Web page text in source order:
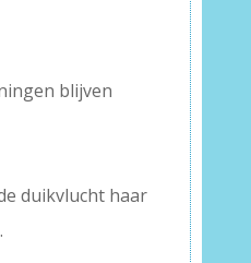
blijven
duikvlucht haar